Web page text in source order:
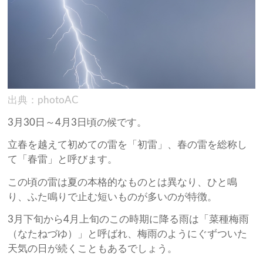
出典：photoAC
3月30日～4月3日頃の候です。
立春を越えて初めての雷を「初雷」、春の雷を総称し
て「春雷」と呼びます。
この頃の雷は夏の本格的なものとは異なり、ひと鳴
り、ふた鳴りで止む短いものが多いのが特徴。
3月下旬から4月上旬のこの時期に降る雨は「菜種梅雨
（なたねづゆ）」と呼ばれ、梅雨のようにぐずついた
天気の日が続くこともあるでしょう。